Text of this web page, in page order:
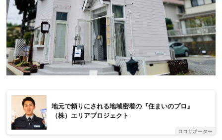
地元で頼りにされる地域密着の『住まいのプロ』
（株）エリアプロジェクト
ロコサポーター